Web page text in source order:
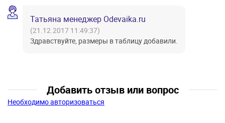
Татьяна менеджер Odevaika.ru
(21.12.2017 11:49:37)
Здравствуйте, размеры в таблицу добавили.
Добавить отзыв или вопрос
Необходимо авторизоваться